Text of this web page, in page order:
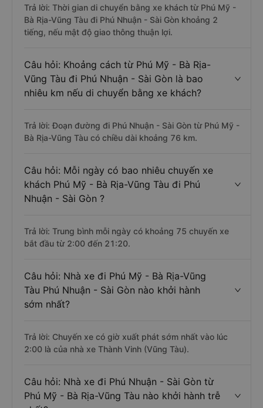
Trả lời: Thời gian di chuyển bằng xe khách từ Phú Mỹ -
Bà Rịa-Vũng Tàu đi Phú Nhuận - Sài Gòn khoảng 2
tiếng, nếu mật độ giao thông thuận lợi.
Câu hỏi: Khoảng cách từ Phú Mỹ - Bà Rịa-
Vũng Tàu đi Phú Nhuận - Sài Gòn là bao
nhiêu km nếu di chuyển bằng xe khách?
Trả lời: Đoạn đường đi Phú Nhuận - Sài Gòn từ Phú Mỹ -
Bà Rịa-Vũng Tàu có chiều dài khoảng 76 km.
Câu hỏi: Mỗi ngày có bao nhiêu chuyến xe
khách Phú Mỹ - Bà Rịa-Vũng Tàu đi Phú
Nhuận - Sài Gòn ?
Trả lời: Trung bình mỗi ngày có khoảng 75 chuyến xe
bắt đầu từ 2:00 đến 21:20.
Câu hỏi: Nhà xe đi Phú Mỹ - Bà Rịa-Vũng
Tàu Phú Nhuận - Sài Gòn nào khởi hành
sớm nhất?
Trả lời: Chuyến xe có giờ xuất phát sớm nhất vào lúc
2:00 là của nhà xe Thành Vinh (Vũng Tàu).
Câu hỏi: Nhà xe đi Phú Nhuận - Sài Gòn từ
Phú Mỹ - Bà Rịa-Vũng Tàu nào khởi hành trễ